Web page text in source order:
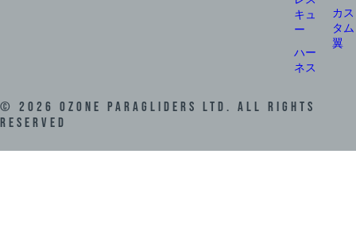
キュ
ー
ハー
ネス
カス
タム
翼
© 2026 Ozone Paragliders LTD. All Rights
Reserved